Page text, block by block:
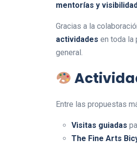
mentorías y
Gracias a la
actividades en toda la
general.
Entre las propuestas
Visitas guiadas
The Fine Arts